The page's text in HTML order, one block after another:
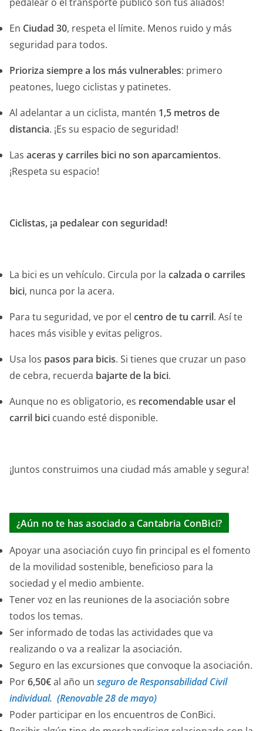
En Ciudad 30, respeta el límite. Menos ruido y más
seguridad para todos.
Prioriza siempre a los más vulnerables: primero
peatones, luego ciclistas y patinetes.
Al adelantar a un ciclista, mantén 1,5 metros de
distancia. ¡Es su espacio de seguridad!
Las aceras y carriles bici no son aparcamientos.
¡Respeta su espacio!
Ciclistas, ¡a pedalear con seguridad!
La bici es un vehículo. Circula por la calzada o carriles
bici, nunca por la acera.
Para tu seguridad, ve por el centro de tu carril. Así te
haces más visible y evitas peligros.
Usa los pasos para bicis. Si tienes que cruzar un paso
de cebra, recuerda bajarte de la bici.
Aunque no es obligatorio, es recomendable usar el
carril bici cuando esté disponible.
¡Juntos construimos una ciudad más amable y segura!
¿Aún no te has asociado a Cantabria ConBici?
Apoyar una asociación cuyo fin principal es el fomento
de la movilidad sostenible, beneficioso para la
sociedad y el medio ambiente.
Tener voz en las reuniones de la asociación sobre
todos los temas.
Ser informado de todas las actividades que va
realizando o va a realizar la asociación.
Seguro en las excursiones que convoque la asociación.
Por6,50€al año un seguro de Responsabilidad Civil
individual. (Renovable 28 de mayo)
Poder participar en los encuentros de ConBici.